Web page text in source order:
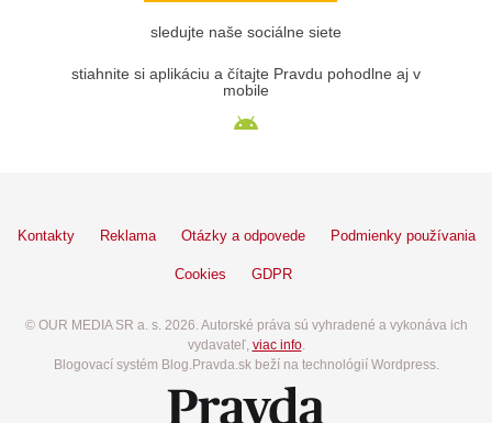
sledujte naše sociálne siete
stiahnite si aplikáciu a čítajte Pravdu pohodlne aj v
mobile
Kontakty Reklama Otázky a odpovede Podmienky používania
Cookies GDPR
© OUR MEDIA SR a. s. 2026. Autorské práva sú vyhradené a vykonáva ich
vydavateľ, viac info.
Blogovací systém Blog.Pravda.sk beží na technológií Wordpress.